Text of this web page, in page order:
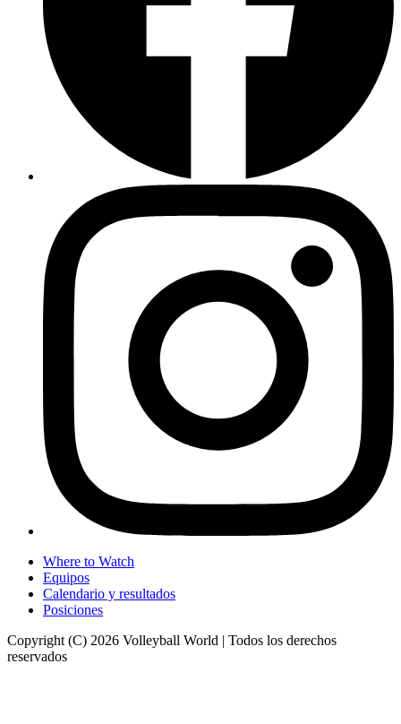
Where to Watch
Equipos
Calendario y resultados
Posiciones
Copyright (C) 2026 Volleyball World | Todos los derechos
reservados